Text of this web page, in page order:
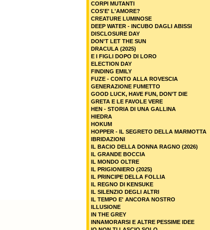
CORPI MUTANTI
COS'E' L'AMORE?
CREATURE LUMINOSE
DEEP WATER - INCUBO DAGLI ABISSI
DISCLOSURE DAY
DON'T LET THE SUN
DRACULA (2025)
E I FIGLI DOPO DI LORO
ELECTION DAY
FINDING EMILY
FUZE - CONTO ALLA ROVESCIA
GENERAZIONE FUMETTO
GOOD LUCK, HAVE FUN, DON’T DIE
GRETA E LE FAVOLE VERE
HEN - STORIA DI UNA GALLINA
HIEDRA
HOKUM
HOPPER - IL SEGRETO DELLA MARMOTTA
IBRIDAZIONI
IL BACIO DELLA DONNA RAGNO (2026)
IL GRANDE BOCCIA
IL MONDO OLTRE
IL PRIGIONIERO (2025)
IL PRINCIPE DELLA FOLLIA
IL REGNO DI KENSUKE
IL SILENZIO DEGLI ALTRI
IL TEMPO E' ANCORA NOSTRO
ILLUSIONE
IN THE GREY
INNAMORARSI E ALTRE PESSIME IDEE